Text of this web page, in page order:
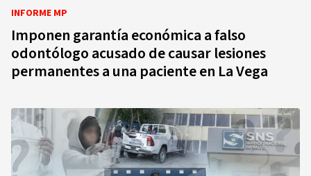
INFORME MP
Imponen garantía económica a falso
odontólogo acusado de causar lesiones
permanentes a una paciente en La Vega